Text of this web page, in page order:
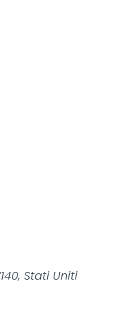
Stati Uniti